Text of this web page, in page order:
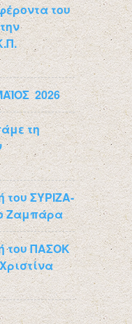
του
2026
τη
του ΣΥΡΙΖΑ-
Ζαμπάρα
του ΠΑΣΟΚ